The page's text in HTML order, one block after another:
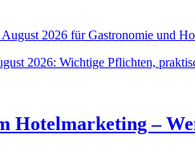
2026: Wichtige Pflichten,
Hotelmarketing –